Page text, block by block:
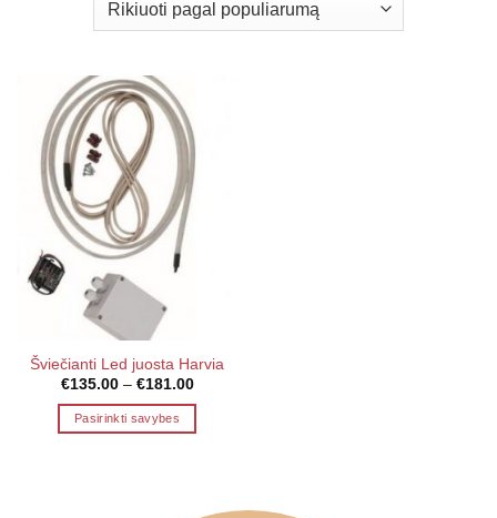
Šviečianti Led juosta Harvia
€135.00 – €181.00Price
Pasirinkti savybes